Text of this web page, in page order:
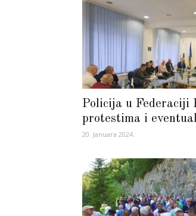
Policija u
protestima i
20. Januara 2024.